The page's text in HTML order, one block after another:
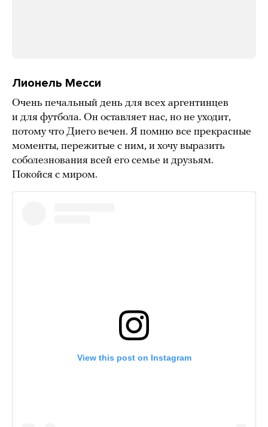
Лионель Месси
Очень печальный день для всех аргентинцев
и для футбола. Он оставляет нас, но не уходит,
потому что Диего вечен. Я помню все прекрасные
моменты, пережитые с ним, и хочу выразить
соболезнования всей его семье и друзьям.
Покойся с миром.